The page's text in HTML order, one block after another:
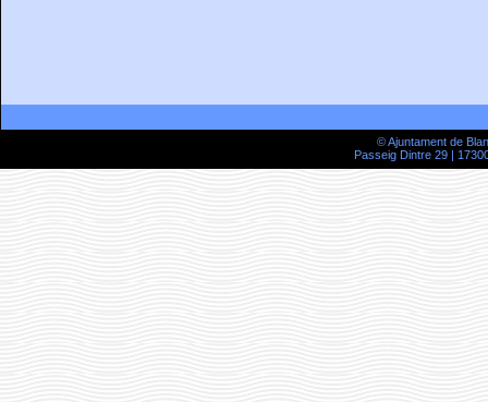
© Ajuntament de
Passeig Dintre 29 |